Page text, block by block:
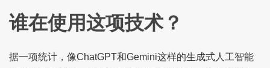
谁在使用这项技术？
据一项统计，像ChatGPT和Gemini这样的生成式人工智能